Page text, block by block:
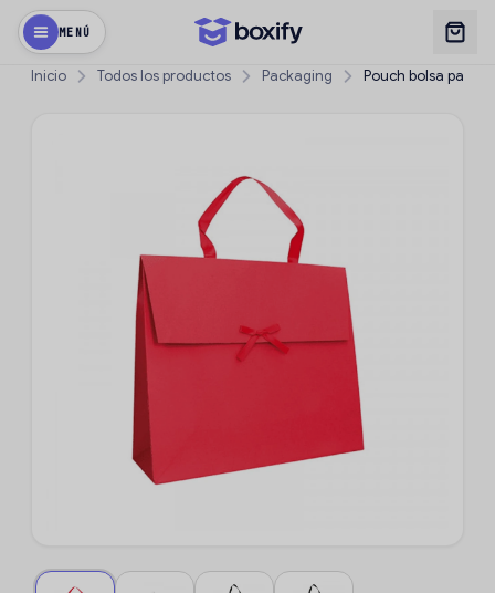
MENÚ
Inicio Todos los productos Packaging Pouch bolsa papel